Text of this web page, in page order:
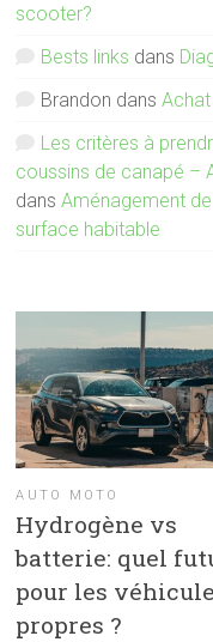
scooter?
Bests links dans
Brandon dans
Les critères à
coussins de canapé –
dansAménagement
surface habitable
AUTO MOTO
Hydrogène vs
batterie: quel
pour les
propres ?